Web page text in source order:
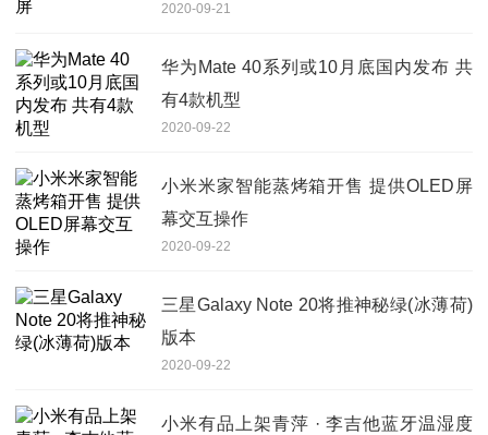
2020-09-21
华为Mate 40系列或10月底国内发布 共
有4款机型
2020-09-22
小米米家智能蒸烤箱开售 提供OLED屏
幕交互操作
2020-09-22
三星Galaxy Note 20将推神秘绿(冰薄荷)
版本
2020-09-22
小米有品上架青萍 · 李吉他蓝牙温湿度